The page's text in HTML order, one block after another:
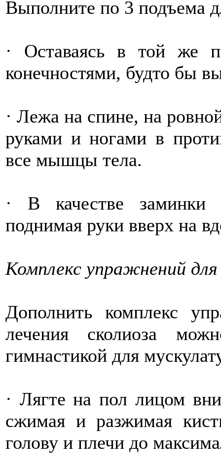
Выполните по 3 подъема
· Оставаясь в той же
конечностями, будто бы
· Лежа на спине, на
руками и ногами в
все мышцы тела.
· В качестве заминки
поднимая руки вверх на
Комплекс упражнений
Дополнить комплекс
лечения сколиоза
гимнастикой для
· Лягте на пол лицом
сжимая и разжимая
голову и плечи до